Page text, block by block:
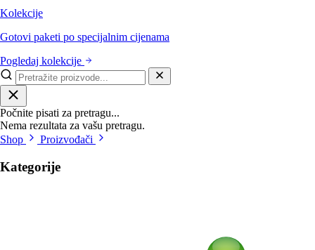
Kolekcije
Gotovi paketi po specijalnim cijenama
Pogledaj kolekcije
Počnite pisati za pretragu...
Nema rezultata za vašu pretragu.
Shop
Proizvođači
Kategorije